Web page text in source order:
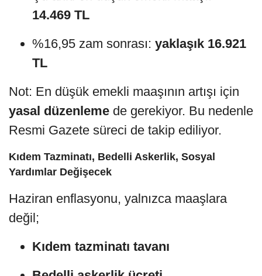
14.469 TL
%16,95 zam sonrası: yaklaşık 16.921
TL
Not: En düşük emekli maaşının artışı için
yasal düzenleme de gerekiyor. Bu nedenle
Resmi Gazete süreci de takip ediliyor.
Kıdem Tazminatı, Bedelli Askerlik, Sosyal
Yardımlar Değişecek
Haziran enflasyonu, yalnızca maaşlara
değil;
Kıdem tazminatı tavanı